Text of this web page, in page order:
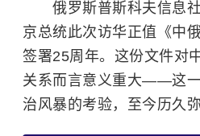
俄罗斯普斯科夫信息社
京总统此次访华正值《中
签署25周年。这份文件对
关系而言意义重大——这
治风暴的考验，至今历久弥